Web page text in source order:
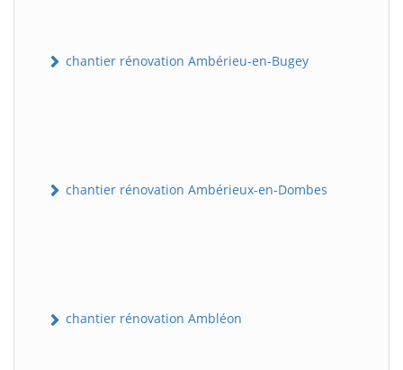
chantier rénovation Ambérieu-en-Bugey
chantier rénovation Ambérieux-en-Dombes
chantier rénovation Ambléon